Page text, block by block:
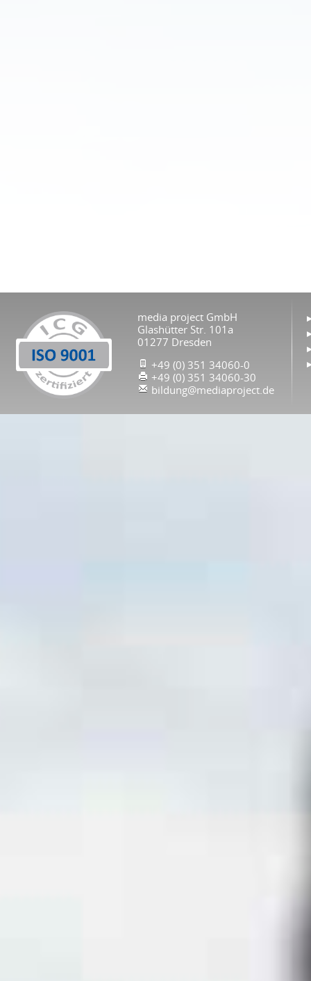
media project GmbH
Glashütter Str. 101a
01277 Dresden
+49 (0) 351 34060-0
+49 (0) 351 34060-30
bildung@mediaproject.de